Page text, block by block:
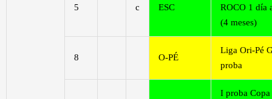
5 c ESC
ROCO 1 día
(4 meses)
8 O-PÉ
Liga Ori-Pé
proba
I proba Copa